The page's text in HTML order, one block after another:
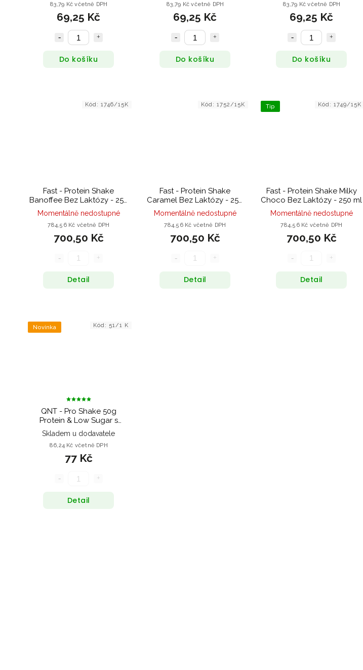
83,79 Kč včetně DPH
69,25 Kč
Do košíku
83,79 Kč včetně DPH
69,25 Kč
Do košíku
83,79 Kč včetně DPH
69,25 Kč
Do košíku
Fast - Protein Shake
Banoffee Bez Laktózy - 250
ml
Momentálně nedostupné
784,56 Kč včetně DPH
700,50 Kč
Detail
Kód: 1746/15K
Fast - Protein Shake
Caramel Bez Laktózy - 250
ml
Momentálně nedostupné
784,56 Kč včetně DPH
700,50 Kč
Detail
Kód: 1752/15K Tip
Fast - Protein Shake Milky
Choco Bez Laktózy - 250 ml
Momentálně nedostupné
784,56 Kč včetně DPH
700,50 Kč
Detail
Kód: 1749/15K
Novinka
QNT - Pro Shake 50g
Protein & Low Sugar s
příchutí Vanilla - 500 ml
Skladem u dodavatele
86,24 Kč včetně DPH
77 Kč
Detail
Kód: 51/1 K